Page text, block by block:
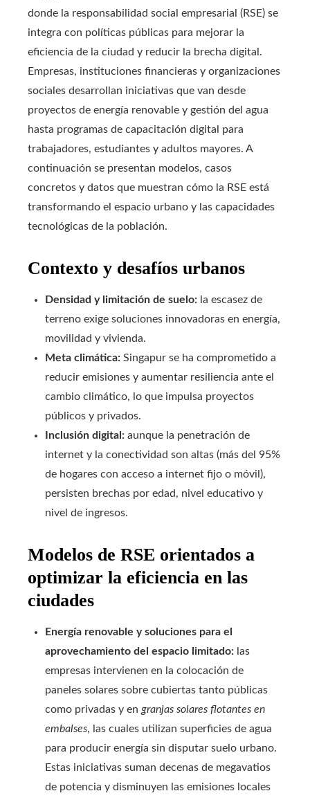
donde la responsabilidad social empresarial (RSE) se
integra con políticas públicas para mejorar la
eficiencia de la ciudad y reducir la brecha digital.
Empresas, instituciones financieras y organizaciones
sociales desarrollan iniciativas que van desde
proyectos de energía renovable y gestión del agua
hasta programas de capacitación digital para
trabajadores, estudiantes y adultos mayores. A
continuación se presentan modelos, casos
concretos y datos que muestran cómo la RSE está
transformando el espacio urbano y las capacidades
tecnológicas de la población.
Contexto y desafíos urbanos
Densidad y limitación de suelo: la escasez de
terreno exige soluciones innovadoras en energía,
movilidad y vivienda.
Meta climática: Singapur se ha comprometido a
reducir emisiones y aumentar resiliencia ante el
cambio climático, lo que impulsa proyectos
públicos y privados.
Inclusión digital: aunque la penetración de
internet y la conectividad son altas (más del 95%
de hogares con acceso a internet fijo o móvil),
persisten brechas por edad, nivel educativo y
nivel de ingresos.
Modelos de RSE orientados a
optimizar la eficiencia en las
ciudades
Energía renovable y soluciones para el
aprovechamiento del espacio limitado: las
empresas intervienen en la colocación de
paneles solares sobre cubiertas tanto públicas
como privadas y en granjas solares flotantes en
embalses, las cuales utilizan superficies de agua
para producir energía sin disputar suelo urbano.
Estas iniciativas suman decenas de megavatios
de potencia y disminuyen las emisiones locales